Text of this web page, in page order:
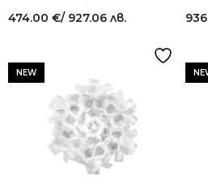
474.00 €/ 927.06 лв.
NEW